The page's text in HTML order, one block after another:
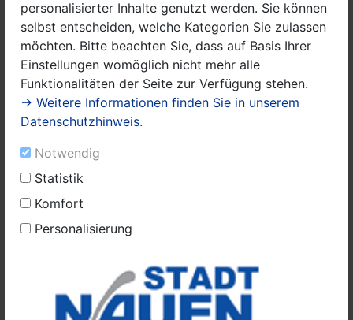
personalisierter Inhalte genutzt werden. Sie können
selbst entscheiden, welche Kategorien Sie zulassen
möchten. Bitte beachten Sie, dass auf Basis Ihrer
Einstellungen womöglich nicht mehr alle
Funktionalitäten der Seite zur Verfügung stehen.
→ Weitere Informationen finden Sie in unserem
Datenschutzhinweis.
Notwendig
Statistik
Komfort
Personalisierung
Herrn Johlige, dem stellvertretenden Vorsitzenden des
Bildungsausschusses, Herrn Dr. Wiebersinsky, und dem
Bürgermeister der Stadt Nauen, Herrn Meger. Begleitet
und vorbereitet wird die Prämierung der Bilder durch
die Sachbearbeitung Kinder- und Jugendarbeit, Frau
Mattig.
Kategorien:
1. 0 bis 3 Jahre
3. 7 bis 9 Jahre
4. 10 bis 12 Jahre